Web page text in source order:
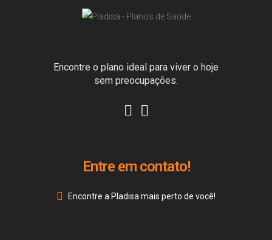
Encontre o plano ideal para viver o hoje
sem preocupações.
Entre em contato!
Encontre a Pladisa mais perto de você!